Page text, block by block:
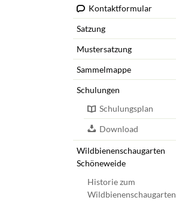
Kontaktformular
Satzung
Mustersatzung
Sammelmappe
Schulungen
Schulungsplan
Download
Wildbienenschaugarten
Schöneweide
Historie zum
Wildbienenschaugarten